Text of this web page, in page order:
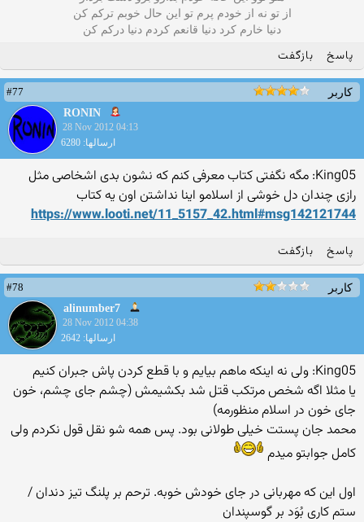
از تو نه از خودم پرم تو این حال خوبم ترکم کن
دنیا خارم کرد دنیا قانعم کردم دنیا درکم کن
پاسخ بازگفت
کاربر
#77
RONIN
28 Nov 2012 04:13
ارسالها: 6280
King05: مگه نگفتی کتاب معرفی کنم که نشون بدی اشخاصی مثل
رازی چندان دل خوشی از اسلامو اینا نداشتن اون یه کتاب
https://www.looti.net/11_5157_42.html#msg142121744
پاسخ بازگفت
کاربر
#78
alinumber7
28 Nov 2012 04:38
ارسالها: 2642
King05: ولی نه اینکه ماهم بیایم و با قطع کردن پاش جبران کنیم
یا مثلا اگه شخص مرتکب قتل شد بکشیمش (چشم جای چشم، خون
جای خون در اسلام منظورمه)
محمد جان پستت خیلی طولانی بود. پس همه شو نقل قول نکردم ولی
کامل جوابتو میدم
اول این که مهربانی در جای خودش خوبه. ترحم بر پلنگ تیز دندان /
ستم کاری بُوَد بر گوسپندان